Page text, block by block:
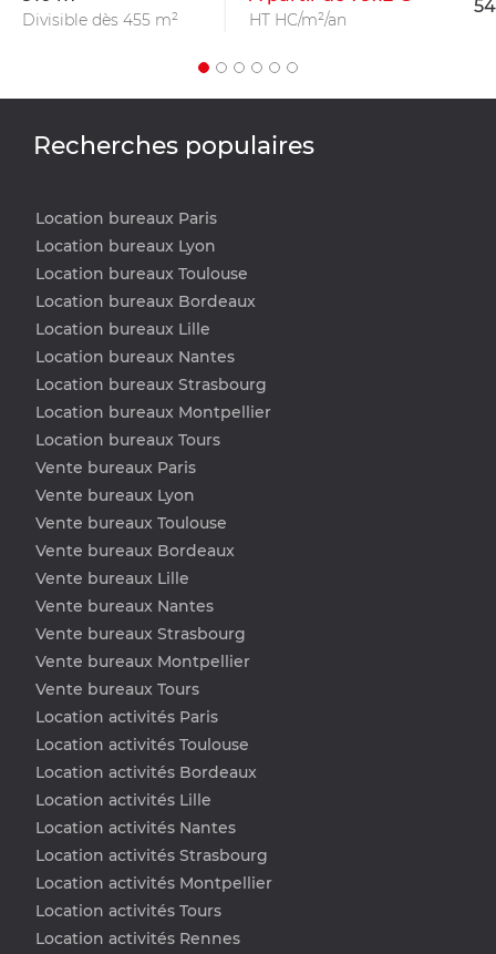
Divisible dès 455 m² HT HC/m²/an
Recherches populaires
Location bureaux Paris
Location bureaux Lyon
Location bureaux Toulouse
Location bureaux Bordeaux
Location bureaux Lille
Location bureaux Nantes
Location bureaux Strasbourg
Location bureaux Montpellier
Location bureaux Tours
Vente bureaux Paris
Vente bureaux Lyon
Vente bureaux Toulouse
Vente bureaux Bordeaux
Vente bureaux Lille
Vente bureaux Nantes
Vente bureaux Strasbourg
Vente bureaux Montpellier
Vente bureaux Tours
Location activités Paris
Location activités Toulouse
Location activités Bordeaux
Location activités Lille
Location activités Nantes
Location activités Strasbourg
Location activités Montpellier
Location activités Tours
Location activités Rennes